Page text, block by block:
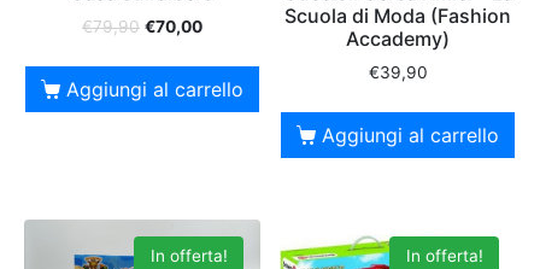
€79,90 €70,00
Aggiungi al carrello
Scuola di Moda (Fashion
Accademy)
€39,90
Aggiungi al carrello
In offerta! In offerta!